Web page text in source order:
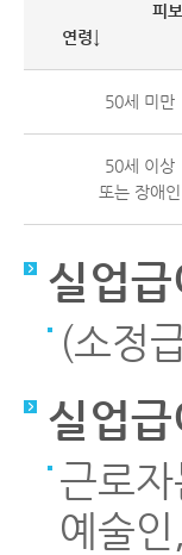
연령↓
피
50세 미만
50세 이상
또는 장애인
실업
(소정
실업
근로
예술